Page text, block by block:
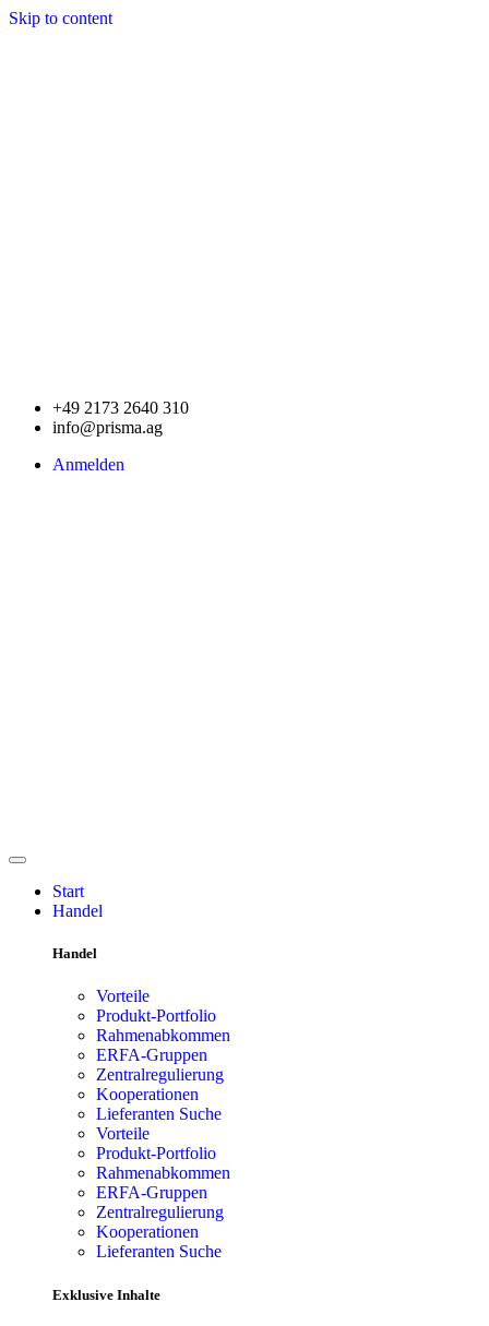
Skip to content
+49 2173 2640 310
info@prisma.ag
Anmelden
Start
Handel
Handel
Vorteile
Produkt-Portfolio
Rahmenabkommen
ERFA-Gruppen
Zentralregulierung
Kooperationen
Lieferanten Suche
Vorteile
Produkt-Portfolio
Rahmenabkommen
ERFA-Gruppen
Zentralregulierung
Kooperationen
Lieferanten Suche
Exklusive Inhalte